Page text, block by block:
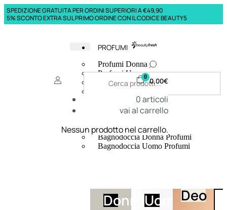
SPEDIZIONE GRATUITA PER ORDINI SUPERIORI A €49,90
5% SCONTO EXTRA SUL PRIMO ORDINE CON IL CODICE BEAUTY5
PROFUMI
Profumi Donna
Profumi Uomo
Deodoranti Donna
Corpo Donna
Corpo Uomo
Creme Mani
Bagnodoccia Donna Profumi
Bagnodoccia Uomo Profumi
DonnaUomoDeo
0 0,00€
0articoli
vai al carrello
Nessun prodotto nel carrello.